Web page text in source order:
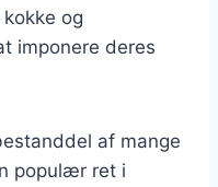
og
imponere deres
af mange
populær ret i